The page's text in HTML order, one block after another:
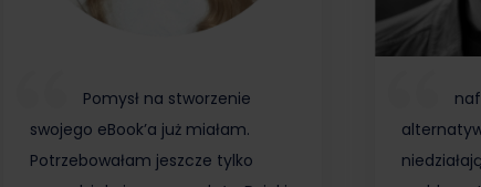
Pomysł na stworzenie
swojego eBook’a już miałam.
Potrzebowałam jeszcze tylko